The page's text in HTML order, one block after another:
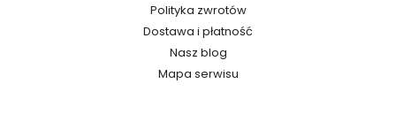
Polityka zwrotów
Dostawa i płatność
Nasz blog
Mapa serwisu